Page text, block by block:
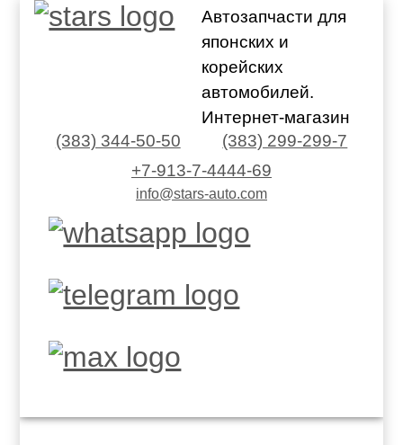
Автозапчасти для
японских и
корейских
автомобилей.
Интернет-магазин
(383) 344-50-50
(383) 299-299-7
+7-913-7-4444-69
info@stars-auto.com